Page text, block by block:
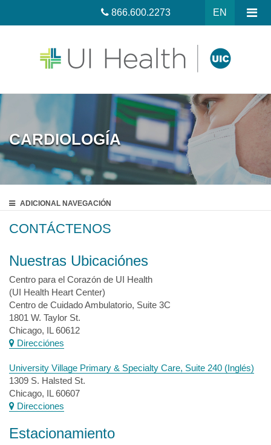
EN
866.600.2273
CARDIOLOGÍA
ADICIONAL NAVEGACIÓN
CONTÁCTENOS
Nuestras Ubicaciónes
Centro para el Corazón de UI Health
(UI Health Heart Center)
Centro de Cuidado Ambulatorio, Suite 3C
1801 W. Taylor St.
Chicago, IL 60612
Direcciónes
University Village Primary & Specialty Care, Suite 240 (Inglés)
1309 S. Halsted St.
Chicago, IL 60607
Direcciones
Estacionamiento